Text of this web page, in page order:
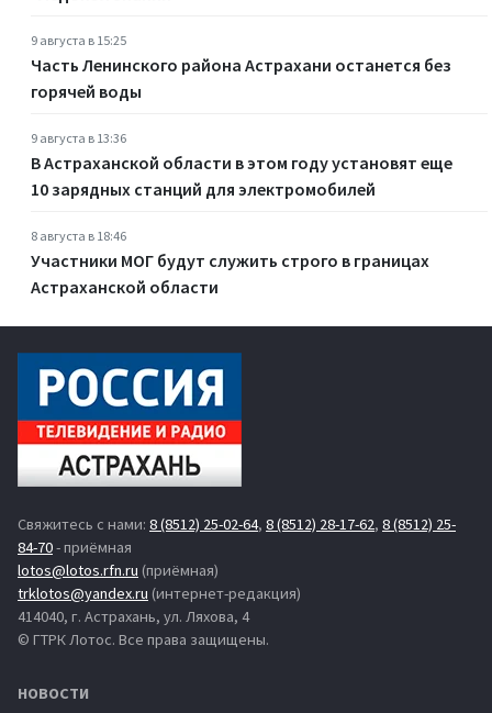
9 августа в 15:25
Часть Ленинского района Астрахани останется без
горячей воды
9 августа в 13:36
В Астраханской области в этом году установят еще
10 зарядных станций для электромобилей
8 августа в 18:46
Участники МОГ будут служить строго в границах
Астраханской области
Свяжитесь с нами: 8 (8512) 25-02-64, 8 (8512) 28-17-62, 8 (8512) 25-
84-70- приёмная
lotos@lotos.rfn.ru (приёмная)
trklotos@yandex.ru (интернет-редакция)
414040, г. Астрахань, ул. Ляхова, 4
© ГТРК Лотос. Все права защищены.
НОВОСТИ